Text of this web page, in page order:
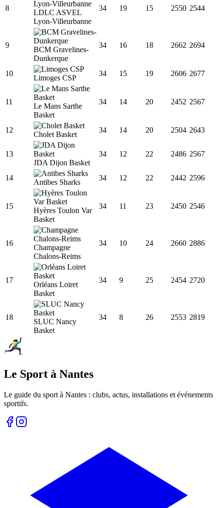
8
LDLC ASVEL
Lyon-Villeurbanne
34 19 15 2550 2544
9
BCM Gravelines-
Dunkerque
34 16 18 2662 2694
10
Limoges CSP
34 15 19 2606 2677
11
Le Mans Sarthe
Basket
34 14 20 2452 2567
12
Cholet Basket
34 14 20 2504 2643
13
JDA Dijon Basket
34 12 22 2486 2567
14
Antibes Sharks
34 12 22 2442 2596
15
Hyères Toulon Var
Basket
34 11 23 2450 2546
16
Champagne
Chalons-Reims
34 10 24 2660 2886
17
Orléans Loiret
Basket
34 9 25 2454 2720
18
SLUC Nancy
Basket
34 8 26 2553 2819
Le Sport à Nantes
Le guide du sport à Nantes : clubs, actus, installations et événements
sportifs.